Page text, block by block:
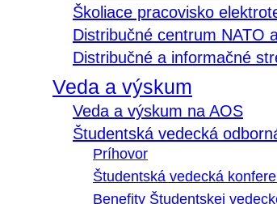
Školiace pracovisko
Distribučné centrum NATO
Distribučné a informačné
Veda a výskum
Veda a výskum na AOS
Študentská vedecká
Príhovor
Študentská vedecká
Benefity Študentskej